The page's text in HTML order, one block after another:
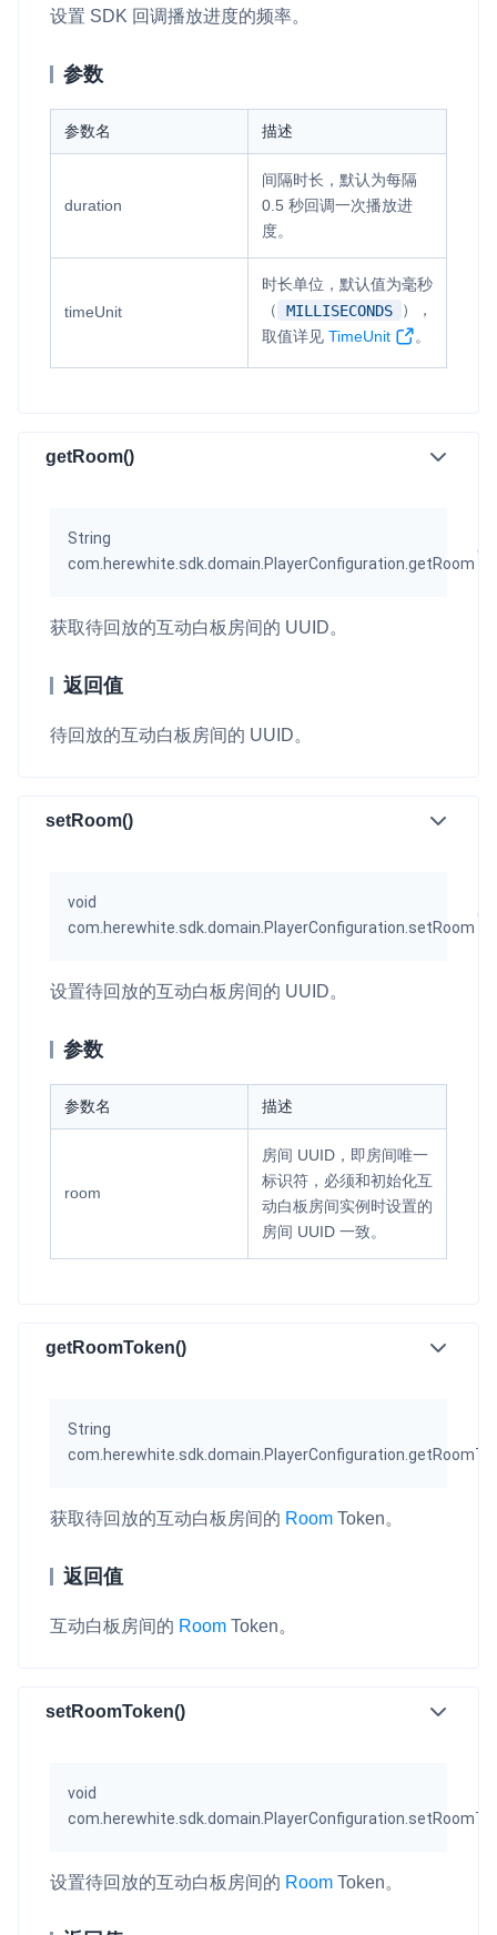
设置 SDK 回调播放进度的频率。
参数
参数名 描述
duration
间隔时长，默认为每隔
0.5 秒回调一次播放进
度。
timeUnit
时长单位，默认值为毫秒
（
MILLISECONDS
），
取值详见 TimeUnit 。
getRoom()
String
com.herewhite.sdk.domain.PlayerConfiguration.getRoom
(
获取待回放的互动白板房间的 UUID。
返回值
待回放的互动白板房间的 UUID。
setRoom()
void
com.herewhite.sdk.domain.PlayerConfiguration.setRoom
(
设置待回放的互动白板房间的 UUID。
参数
参数名 描述
room
房间 UUID，即房间唯一
标识符，必须和初始化互
动白板房间实例时设置的
房间 UUID 一致。
getRoomToken()
String
获取待回放的互动白板房间的 Room Token。
返回值
互动白板房间的 Room Token。
setRoomToken()
void
设置待回放的互动白板房间的 Room Token。